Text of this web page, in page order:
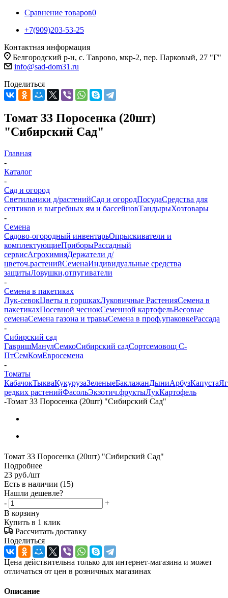
Сравнение товаров0
+7(909)203-53-25
Контактная информация
Белгородский р-н, с. Таврово, мкр-2, пер. Парковый, 27 "Г"
info@sad-dom31.ru
Поделиться
Томат 33 Поросенка (20шт)
"Сибирский Сад"
Главная
-
Каталог
-
Сад и огород
Светильники д/растенийСад и огородПосудаСредства для
септиков и выгребных ям и бассейновТандырыХозтовары
-
Семена
Садово-огородный инвентарьОпрыскиватели и
комплектующиеПриборыРассадный
сервисАгрохимияДержатели д/
цветоч.растенийСеменаИндивидуальные средства
защитыЛовушки,отпугиватели
-
Семена в пакетиках
Лук-севокЦветы в горшкахЛуковичные РастенияСемена в
пакетикахПосевной чеснокСеменной картофельВесовые
семенаСемена газона и травыСемена в проф.упаковкеРассада
-
Сибирский сад
ГавришМанулСемкоСибирский садСортсемовощ С-
ПтСемКомЕвросемена
-
Томаты
КабачокТыкваКукурузаЗеленыеБаклажанДыниАрбузКапуста
редких растенийФасольЭкзотич.фруктыЛукКартофель
-Томат 33 Поросенка (20шт) "Сибирский Сад"
Томат 33 Поросенка (20шт) "Сибирский Сад"
Подробнее
23 руб./шт
Есть в наличии (15)
Нашли дешевле?
-
+
В корзину
Купить в 1 клик
Рассчитать доставку
Поделиться
Цена действительна только для интернет-магазина и может
отличаться от цен в розничных магазинах
Описание